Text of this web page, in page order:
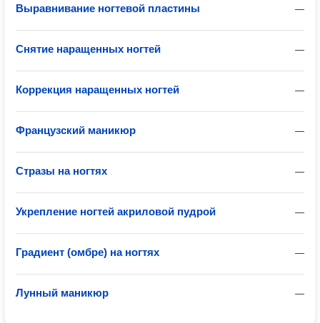
—
Выравнивание ногтевой пластины
—
Снятие наращенных ногтей
—
Коррекция наращенных ногтей
—
Французский маникюр
—
Стразы на ногтях
—
Укрепление ногтей акриловой пудрой
—
Градиент (омбре) на ногтях
—
Лунный маникюр